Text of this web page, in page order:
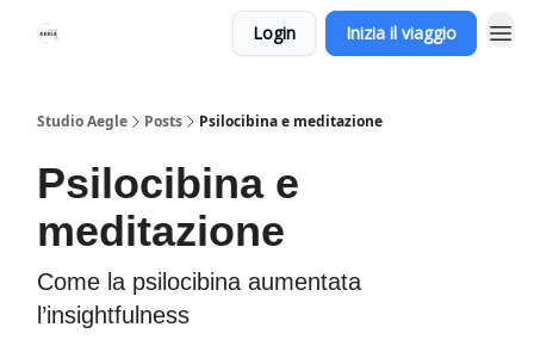
Login Inizia il viaggio
Studio Aegle Posts Psilocibina e meditazione
Psilocibina e
meditazione
Come la psilocibina aumentata
l’insightfulness